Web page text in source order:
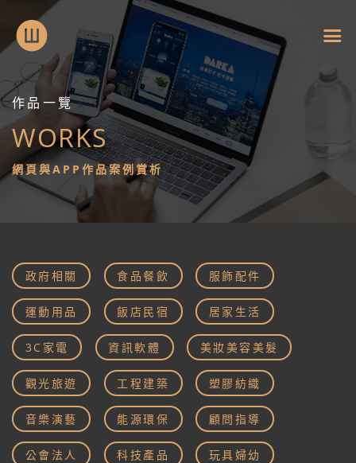
作品一覽
WORKS
作
品
覽
Works
網頁與APP作品案例賞析
政府相關 食品餐飲 服飾配件
運動用品 飯店民宿 居家生活
3C家電 資訊軟體 美妝美容美髮
觀光旅遊 工程建築 塑膠紡織
音樂演藝 能源環保 顧問指導
公會法人 科技產品 玩具婦幼